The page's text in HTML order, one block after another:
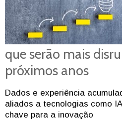
que serão mais
próximos anos
Dados e experiência
aliados a tecnologias como
chave para a inovação